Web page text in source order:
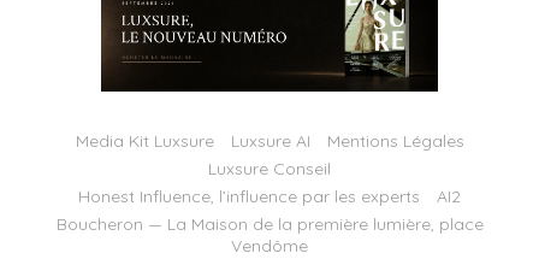
Media Kit Luxsure Luxsure AI
Mentions Légales
Luxsure Conseil
Honest Influence, l’influence par les experts
AI2
Boucheron — La Maison de la première lumière, place
Vendôme